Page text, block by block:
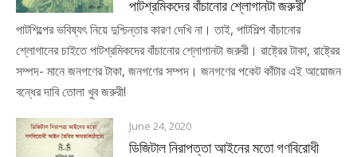
পাটশ্রমিকদের বাঁচানোর শ্লোগানটা জরুরী’
পাটশিল্পের ভবিষ্যৎ নিয়ে দুশ্চিন্তার কারণ দেখি না। তাই, পাটশিল্প বাঁচানোর
শ্লোগানের চাইতে পাটশ্রমিকদের বাঁচানোর শ্লোগানটা জরুরী। রাষ্ট্রের টাকা, রাষ্ট্রের
সম্পদ- মানে জনগণের টাকা, জনগণের সম্পদ। জনগণের পকেট কাঁটার এই আয়োজন
বন্ধের দাবি তোলা খুব জরুরী!
June 24, 2020
ডিজিটাল নিরাপত্তা আইনের মতো গণবিরোধী